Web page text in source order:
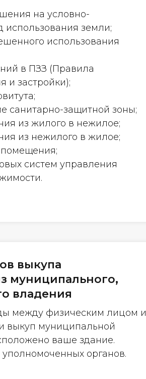
на условно-
земли;
использования
в ПЗЗ (Правила
и застройки);
санитарно-защитной зоны;
из жилого в нежилое;
из нежилого в жилое;
систем управления
выкупа
муниципального,
владения
между физическим лицом и
выкуп муниципальной
ваше здание.
органов.